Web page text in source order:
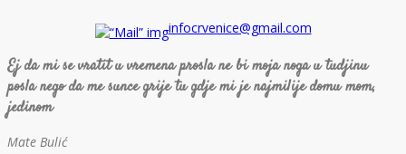
infocrvenice@gmail.com
Ej da mi se vratit u vremena prosla ne bi moja noga u tudjinu
posla nego da me sunce grije tu gdje mi je najmilije domu mom,
jedinom
Mate Bulić